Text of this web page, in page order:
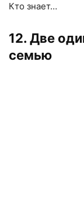
Кто знает…
12. Две
семью